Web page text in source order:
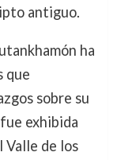
antiguo.
ha
que
sobre su
exhibida
Valle de los